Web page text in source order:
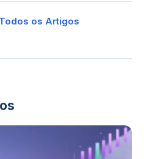
os Artigos